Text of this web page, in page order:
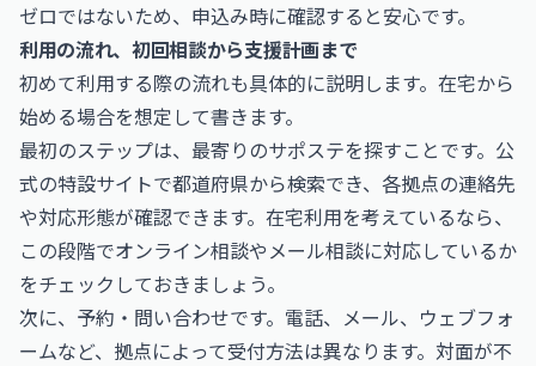
ゼロではないため、申込み時に確認すると安心です。
利用の流れ、初回相談から支援計画まで
初めて利用する際の流れも具体的に説明します。在宅から
始める場合を想定して書きます。
最初のステップは、最寄りのサポステを探すことです。公
式の特設サイトで都道府県から検索でき、各拠点の連絡先
や対応形態が確認できます。在宅利用を考えているなら、
この段階でオンライン相談やメール相談に対応しているか
をチェックしておきましょう。
次に、予約・問い合わせです。電話、メール、ウェブフォ
ームなど、拠点によって受付方法は異なります。対面が不